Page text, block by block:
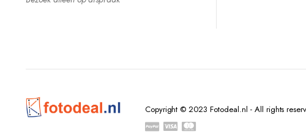
Copyright © 2023 Fotodeal.nl - All rights